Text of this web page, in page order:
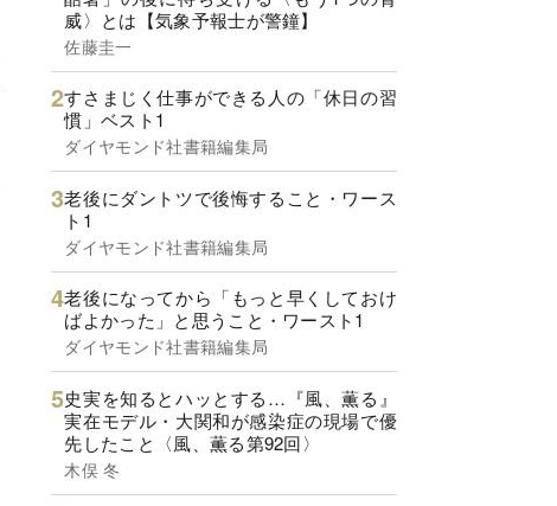
威〉とは【気象予報士が警鐘】
佐藤圭一
すさまじく仕事ができる人の「休日の習
慣」ベスト1
ダイヤモンド社書籍編集局
老後にダントツで後悔すること・ワース
ト1
ダイヤモンド社書籍編集局
老後になってから「もっと早くしておけ
ばよかった」と思うこと・ワースト1
ダイヤモンド社書籍編集局
史実を知るとハッとする…『風、薫る』
実在モデル・大関和が感染症の現場で優
先したこと〈風、薫る第92回〉
木俣 冬